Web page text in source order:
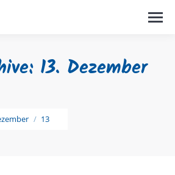
13. Dezember
13